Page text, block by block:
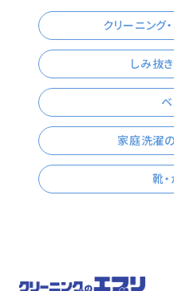
クリーニング
しみ抜
家庭洗濯
靴